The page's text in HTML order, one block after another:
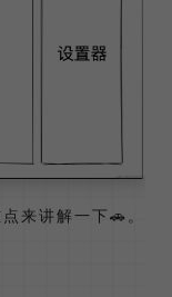
来讲解一下🚗。